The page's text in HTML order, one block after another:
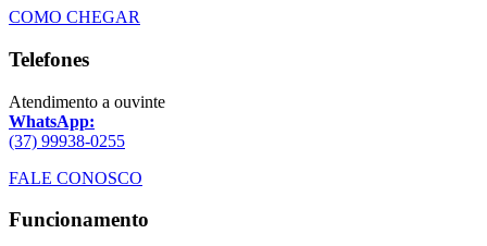
COMO CHEGAR
Telefones
Atendimento a ouvinte
WhatsApp:
(37) 99938-0255
FALE CONOSCO
Funcionamento